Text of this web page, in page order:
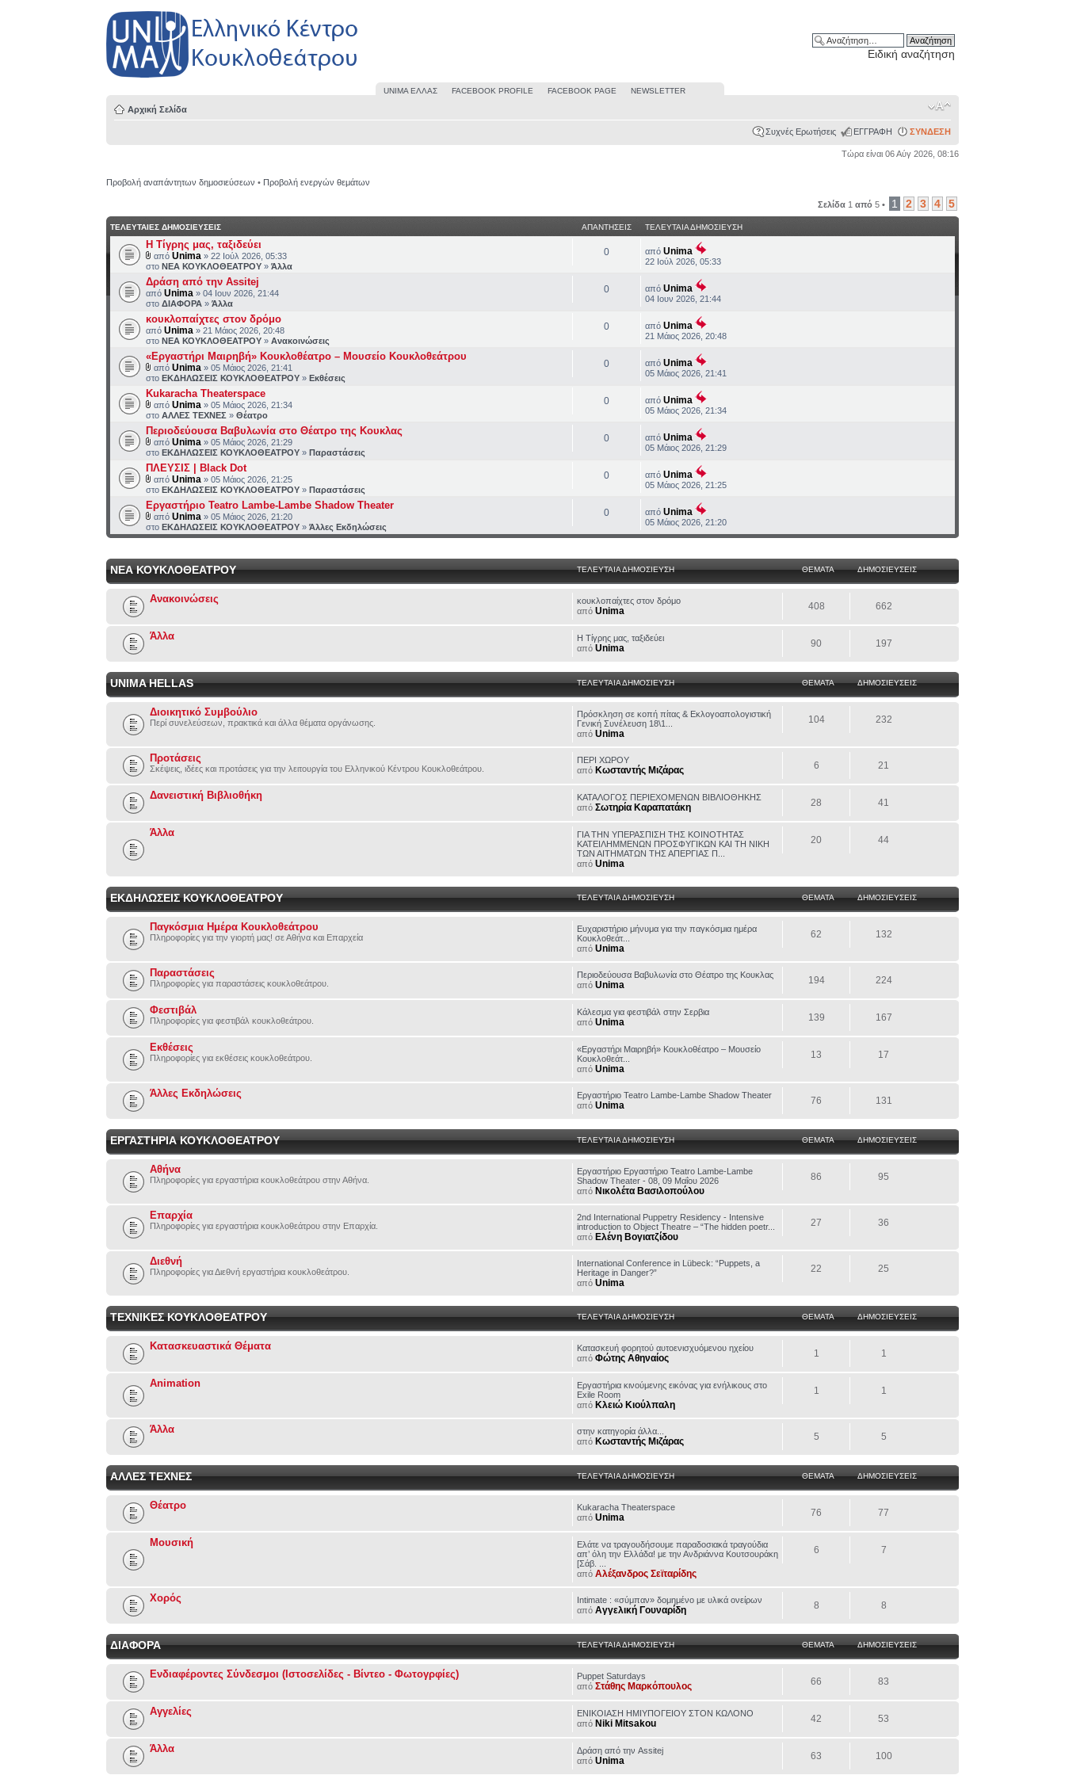
Ειδική αναζήτηση
UΝΙΜΑ ΕΛΛΑΣ FACEBOOK PROFILE FACEBOOK PAGE NEWSLETTER
Αρχική Σελίδα
Συχνές Ερωτήσεις ΕΓΓΡΑΦΗ ΣΥΝΔΕΣΗ
Τώρα είναι 06 Αύγ 2026, 08:16
Προβολή αναπάντητων δημοσιεύσεων • Προβολή ενεργών θεμάτων
Σελίδα 1 από 5• 1 2 3 4 5
ΤΕΛΕΥΤΑΙΕΣ ΔΗΜΟΣΙΕΥΣΕΙΣ ΑΠΑΝΤΗΣΕΙΣ ΤΕΛΕΥΤΑΙΑ ΔΗΜΟΣΙΕΥΣΗ
H Τίγρης μας, ταξιδεύει
απόUnima » 22 Ιούλ 2026, 05:33
στοΝΕΑ ΚΟΥΚΛΟΘΕΑΤΡΟΥ »Άλλα
0 απόUnima
22 Ιούλ 2026, 05:33
Δράση από την Assitej
απόUnima » 04 Ιουν 2026, 21:44
στοΔΙΑΦΟΡΑ »Άλλα
0 απόUnima
04 Ιουν 2026, 21:44
κουκλοπαίχτες στον δρόμο
απόUnima » 21 Μάιος 2026, 20:48
στοΝΕΑ ΚΟΥΚΛΟΘΕΑΤΡΟΥ »Ανακοινώσεις
0 απόUnima
21 Μάιος 2026, 20:48
«Εργαστήρι Μαιρηβή» Κουκλοθέατρο – Μουσείο Κουκλοθεάτρου
απόUnima » 05 Μάιος 2026, 21:41
στοΕΚΔΗΛΩΣΕΙΣ ΚΟΥΚΛΟΘΕΑΤΡΟΥ »Εκθέσεις
0 απόUnima
05 Μάιος 2026, 21:41
Kukaracha Theaterspace
απόUnima » 05 Μάιος 2026, 21:34
στοΑΛΛΕΣ ΤΕΧΝΕΣ »Θέατρο
0 απόUnima
05 Μάιος 2026, 21:34
Περιοδεύουσα Βαβυλωνία στο Θέατρο της Κουκλας
απόUnima » 05 Μάιος 2026, 21:29
στοΕΚΔΗΛΩΣΕΙΣ ΚΟΥΚΛΟΘΕΑΤΡΟΥ »Παραστάσεις
0 απόUnima
05 Μάιος 2026, 21:29
ΠΛΕΥΣΙΣ | Black Dot
απόUnima » 05 Μάιος 2026, 21:25
στοΕΚΔΗΛΩΣΕΙΣ ΚΟΥΚΛΟΘΕΑΤΡΟΥ »Παραστάσεις
0 απόUnima
05 Μάιος 2026, 21:25
Εργαστήριο Teatro Lambe-Lambe Shadow Theater
απόUnima » 05 Μάιος 2026, 21:20
στοΕΚΔΗΛΩΣΕΙΣ ΚΟΥΚΛΟΘΕΑΤΡΟΥ »Άλλες Εκδηλώσεις
0 απόUnima
05 Μάιος 2026, 21:20
ΝΕΑ ΚΟΥΚΛΟΘΕΑΤΡΟΥ ΤΕΛΕΥΤΑΙΑ ΔΗΜΟΣΙΕΥΣΗ ΘΕΜΑΤΑ ΔΗΜΟΣΙΕΥΣΕΙΣ
Ανακοινώσεις
κουκλοπαίχτες στον δρόμο
από Unima 408 662
Άλλα
H Τίγρης μας, ταξιδεύει
από Unima 90 197
UNIMA HELLAS ΤΕΛΕΥΤΑΙΑ ΔΗΜΟΣΙΕΥΣΗ ΘΕΜΑΤΑ ΔΗΜΟΣΙΕΥΣΕΙΣ
Διοικητικό Συμβούλιο
Περί συνελεύσεων, πρακτικά και άλλα θέματα οργάνωσης.
Πρόσκληση σε κοπή πίτας & Εκλογοαπολογιστική
Γενική Συνέλευση 18\1...
από Unima
104 232
Προτάσεις
Σκέψεις, ιδέες και προτάσεις για την λειτουργία του Ελληνικού Κέντρου Κουκλοθεάτρου.
ΠΕΡΙ ΧΩΡΟΥ
από Κωσταντής Μιζάρας 6 21
Δανειστική Βιβλιοθήκη
ΚΑΤΑΛΟΓΟΣ ΠΕΡΙΕΧΟΜΕΝΩΝ ΒΙΒΛΙΟΘΗΚΗΣ
από Σωτηρία Καραπατάκη 28 41
Άλλα
ΓΙΑ ΤΗΝ ΥΠΕΡΑΣΠΙΣΗ ΤΗΣ ΚΟΙΝΟΤΗΤΑΣ
ΚΑΤΕΙΛΗΜΜΕΝΩΝ ΠΡΟΣΦΥΓΙΚΩΝ ΚΑΙ ΤΗ ΝIΚΗ
ΤΩΝ ΑΙΤΗΜΑΤΩΝ ΤΗΣ ΑΠΕΡΓΙΑΣ Π...
από Unima
20 44
ΕΚΔΗΛΩΣΕΙΣ ΚΟΥΚΛΟΘΕΑΤΡΟΥ ΤΕΛΕΥΤΑΙΑ ΔΗΜΟΣΙΕΥΣΗ ΘΕΜΑΤΑ ΔΗΜΟΣΙΕΥΣΕΙΣ
Παγκόσμια Ημέρα Κουκλοθεάτρου
Πληροφορίες για την γιορτή μας! σε Αθήνα και Επαρχεία
Eυχαριστήριο μήνυμα για την παγκόσμια ημέρα
Κουκλοθεάτ...
από Unima
62 132
Παραστάσεις
Πληροφορίες για παραστάσεις κουκλοθεάτρου.
Περιοδεύουσα Βαβυλωνία στο Θέατρο της Κουκλας
από Unima 194 224
Φεστιβάλ
Πληροφορίες για φεστιβάλ κουκλοθεάτρου.
Κάλεσμα για φεστιβάλ στην Σερβια
από Unima 139 167
Εκθέσεις
Πληροφορίες για εκθέσεις κουκλοθεάτρου.
«Εργαστήρι Μαιρηβή» Κουκλοθέατρο – Μουσείο
Κουκλοθεάτ...
από Unima
13 17
Άλλες Εκδηλώσεις
Εργαστήριο Teatro Lambe-Lambe Shadow Theater
από Unima 76 131
ΕΡΓΑΣΤΗΡΙΑ ΚΟΥΚΛΟΘΕΑΤΡΟΥ ΤΕΛΕΥΤΑΙΑ ΔΗΜΟΣΙΕΥΣΗ ΘΕΜΑΤΑ ΔΗΜΟΣΙΕΥΣΕΙΣ
Αθήνα
Πληροφορίες για εργαστήρια κουκλοθεάτρου στην Αθήνα.
Εργαστήριο Εργαστήριο Teatro Lambe-Lambe
Shadow Theater - 08, 09 Μαΐου 2026
από Νικολέτα Βασιλοπούλου
86 95
Επαρχία
Πληροφορίες για εργαστήρια κουκλοθεάτρου στην Επαρχία.
2nd International Puppetry Residency - Intensive
introduction to Object Theatre – “The hidden poetr...
από Ελένη Βογιατζίδου
27 36
Διεθνή
Πληροφορίες για Διεθνή εργαστήρια κουκλοθεάτρου.
International Conference in Lübeck: “Puppets, a
Heritage in Danger?”
από Unima
22 25
ΤΕΧΝΙΚΕΣ ΚΟΥΚΛΟΘΕΑΤΡΟΥ ΤΕΛΕΥΤΑΙΑ ΔΗΜΟΣΙΕΥΣΗ ΘΕΜΑΤΑ ΔΗΜΟΣΙΕΥΣΕΙΣ
Κατασκευαστικά Θέματα
Κατασκευή φορητού αυτοενισχυόμενου ηχείου
από Φώτης Αθηναίος 1 1
Animation
Εργαστήρια κινούμενης εικόνας για ενήλικους στο
Exile Room
από Κλειώ Κιούλπαλη
1 1
Άλλα
στην κατηγορία άλλα...
από Κωσταντής Μιζάρας 5 5
ΑΛΛΕΣ ΤΕΧΝΕΣ ΤΕΛΕΥΤΑΙΑ ΔΗΜΟΣΙΕΥΣΗ ΘΕΜΑΤΑ ΔΗΜΟΣΙΕΥΣΕΙΣ
Θέατρο
Kukaracha Theaterspace
από Unima 76 77
Μουσική
Ελάτε να τραγουδήσουμε παραδοσιακά τραγούδια
απ’ όλη την Ελλάδα! με την Ανδριάννα Κουτσουράκη
[Σάβ. ...
από Αλέξανδρος Σεϊταρίδης
6 7
Χορός
Intimate : «σύμπαν» δομημένο με υλικά ονείρων
από Αγγελική Γουναρίδη 8 8
ΔΙΑΦΟΡΑ ΤΕΛΕΥΤΑΙΑ ΔΗΜΟΣΙΕΥΣΗ ΘΕΜΑΤΑ ΔΗΜΟΣΙΕΥΣΕΙΣ
Ενδιαφέροντες Σύνδεσμοι (Ιστοσελίδες - Βίντεο - Φωτογρφίες)
Puppet Saturdays
από Στάθης Μαρκόπουλος 66 83
Αγγελίες
ΕΝΙΚΟΙΑΣΗ ΗΜΙΥΠΟΓΕΙΟΥ ΣΤΟΝ ΚΩΛΟΝΟ
από Niki Mitsakou 42 53
Άλλα
Δράση από την Assitej
από Unima 63 100